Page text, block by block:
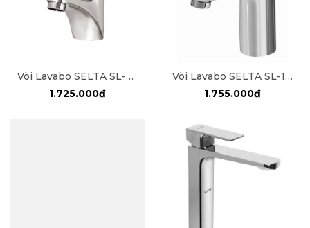
Vòi Lavabo SELTA SL-2000C
1.725.000₫
Vòi Lavabo SELTA SL-1020
1.755.000₫